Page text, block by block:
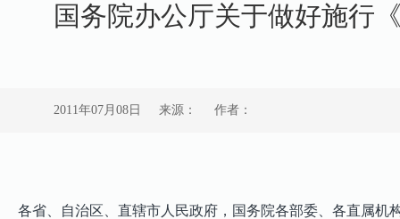
国务院办公厅关于做好施行
2011年07月08日 来源： 作者：
各省、自治区、直辖市人民政府，国务院各部委、各直属机